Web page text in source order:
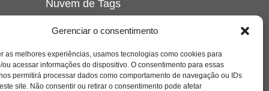
Gerenciar o consentimento
as melhores experiências, usamos tecnologias como cookies para
ou acessar informações do dispositivo. O consentimento para essas
permitirá processar dados como comportamento de navegação ou IDs
site. Não consentir ou retirar o consentimento pode afetar
Nuvem de Tags
crianca cuidado cultura depressao
educação família filme
freud infância insight jung liberdade livro